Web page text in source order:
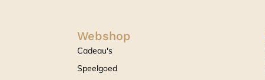
Webshop
Cadeau's
Speelgoed